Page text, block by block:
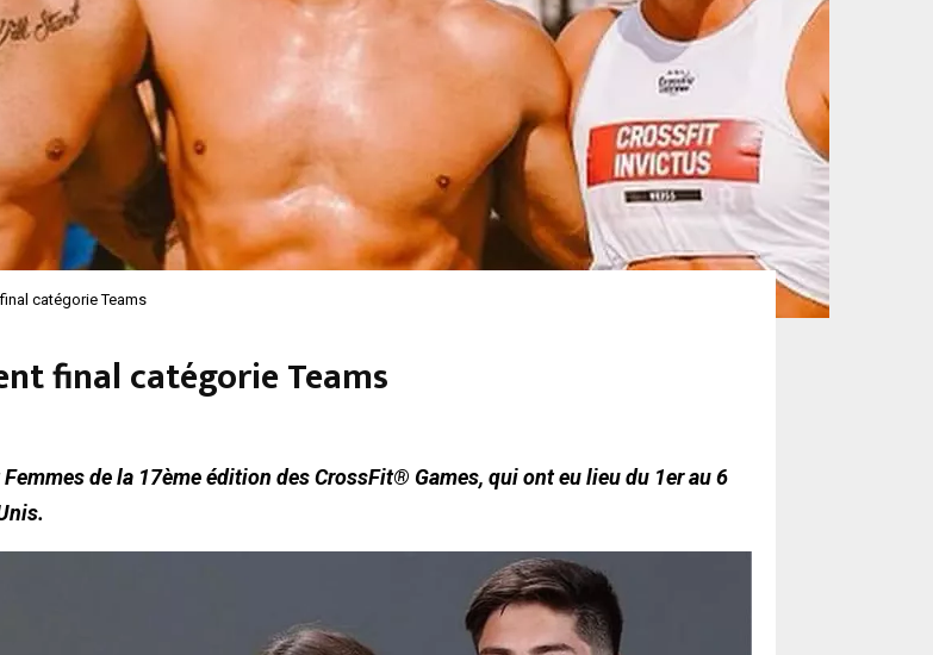
catégorie Teams
final catégorie Teams
de la 17ème édition des CrossFit® Games, qui ont eu lieu du 1er au 6